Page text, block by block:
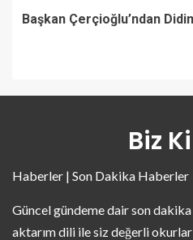
Başkan Çerçioğlu’ndan
Biz
Haberler | Son Dakika Haberler
Güncel gündeme dair son
aktarım dili ile siz değerli